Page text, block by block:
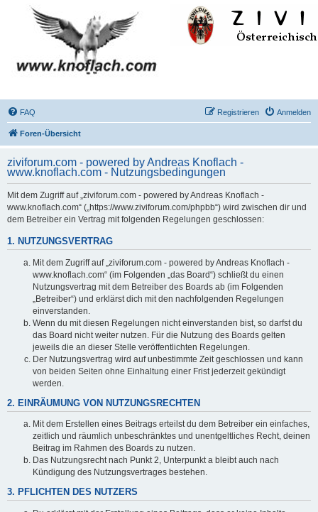
FAQ Anmelden
Registrieren
Foren-Übersicht
ziviforum.com - powered by Andreas Knoflach -
www.knoflach.com - Nutzungsbedingungen
Mit dem Zugriff auf „ziviforum.com - powered by Andreas Knoflach -
www.knoflach.com“ („https://www.ziviforum.com/phpbb“) wird zwischen dir und
dem Betreiber ein Vertrag mit folgenden Regelungen geschlossen:
1. NUTZUNGSVERTRAG
Mit dem Zugriff auf „ziviforum.com - powered by Andreas Knoflach -
www.knoflach.com“ (im Folgenden „das Board“) schließt du einen
Nutzungsvertrag mit dem Betreiber des Boards ab (im Folgenden
„Betreiber“) und erklärst dich mit den nachfolgenden Regelungen
einverstanden.
Wenn du mit diesen Regelungen nicht einverstanden bist, so darfst du
das Board nicht weiter nutzen. Für die Nutzung des Boards gelten
jeweils die an dieser Stelle veröffentlichten Regelungen.
Der Nutzungsvertrag wird auf unbestimmte Zeit geschlossen und kann
von beiden Seiten ohne Einhaltung einer Frist jederzeit gekündigt
werden.
2. EINRÄUMUNG VON NUTZUNGSRECHTEN
Mit dem Erstellen eines Beitrags erteilst du dem Betreiber ein einfaches,
zeitlich und räumlich unbeschränktes und unentgeltliches Recht, deinen
Beitrag im Rahmen des Boards zu nutzen.
Das Nutzungsrecht nach Punkt 2, Unterpunkt a bleibt auch nach
Kündigung des Nutzungsvertrages bestehen.
3. PFLICHTEN DES NUTZERS